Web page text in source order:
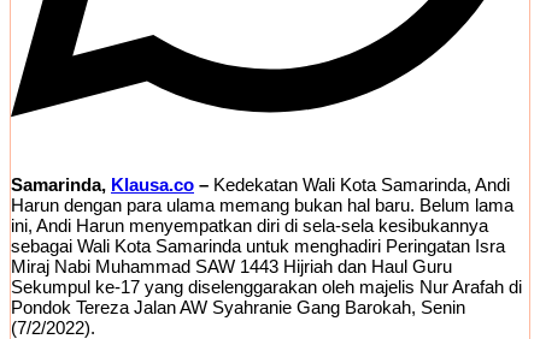
Samarinda, Klausa.co – Kedekatan Wali Kota Samarinda, Andi
Harun dengan para ulama memang bukan hal baru. Belum lama
ini, Andi Harun menyempatkan diri di sela-sela kesibukannya
sebagai Wali Kota Samarinda untuk menghadiri Peringatan Isra
Miraj Nabi Muhammad SAW 1443 Hijriah dan Haul Guru
Sekumpul ke-17 yang diselenggarakan oleh majelis Nur Arafah di
Pondok Tereza Jalan AW Syahranie Gang Barokah, Senin
(7/2/2022).